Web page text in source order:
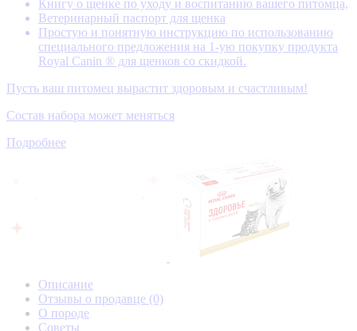
Книгу о щенке по уходу и воспитанию вашего питомца,
Ветеринарный паспорт для щенка
Простую и понятную инструкцию по использованию
специального предложения на 1-ую покупку продукта
Royal Canin ® для щенков со скидкой.
Пусть ваш питомец вырастит здоровым и счастливым!
Состав набора может меняться
Подробнее
Описание
Отзывы о продавце (0)
О породе
Советы